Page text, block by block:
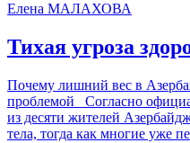
Елена МАЛАХОВА
Тихая угроза
Почему лишний вес в
проблемой Согласно
из десяти жителей
тела, тогда как многие уже